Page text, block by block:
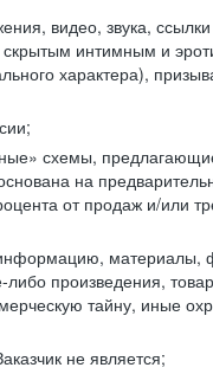
видео, звука,
интимным и
характера),
схемы, предлагающие
на
от продаж и/или
произведения,
тайну, иные
не является;